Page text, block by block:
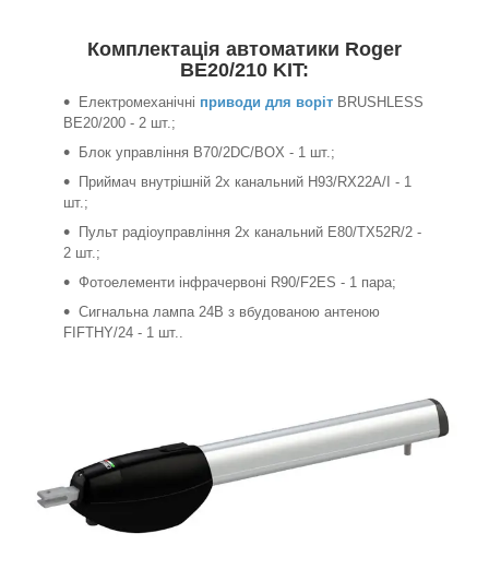
Комплектація автоматики Roger
BE20/210 KIT:
Електромеханічні приводи для воріт BRUSHLESS
BE20/200 - 2 шт.;
Блок управління B70/2DC/BOX - 1 шт.;
Приймач внутрішній 2х канальний H93/RX22A/I - 1
шт.;
Пульт радіоуправління 2х канальний E80/TX52R/2 -
2 шт.;
Фотоелементи інфрачервоні R90/F2ES - 1 пара;
Сигнальна лампа 24В з вбудованою антеною
FIFTHY/24 - 1 шт..